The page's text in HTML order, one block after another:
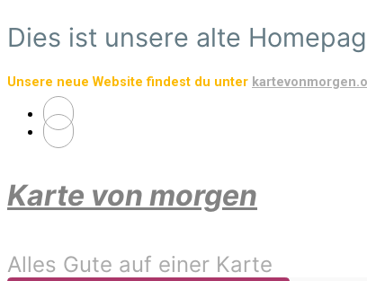
Zum
Hauptinhalt
Dies ist unsere alte
Unsere neue Website findest du unter
Karte von morgen
Alles Gute auf einer Karte